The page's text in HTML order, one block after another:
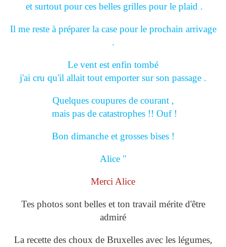
et surtout pour ces belles grilles pour le plaid .
Il me reste à préparer la case pour le prochain arrivage
.
Le vent est enfin tombé
j'ai cru qu'il allait tout emporter sur son passage .
Quelques coupures de courant ,
mais pas de catastrophes !! Ouf !
Bon dimanche et grosses bises !
Alice "
Merci Alice
Tes photos sont belles et ton travail mérite d'être
admiré
La recette des choux de Bruxelles avec les légumes,